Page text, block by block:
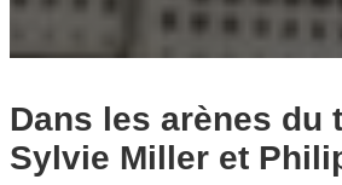
Dans les arènes du
Sylvie Miller et